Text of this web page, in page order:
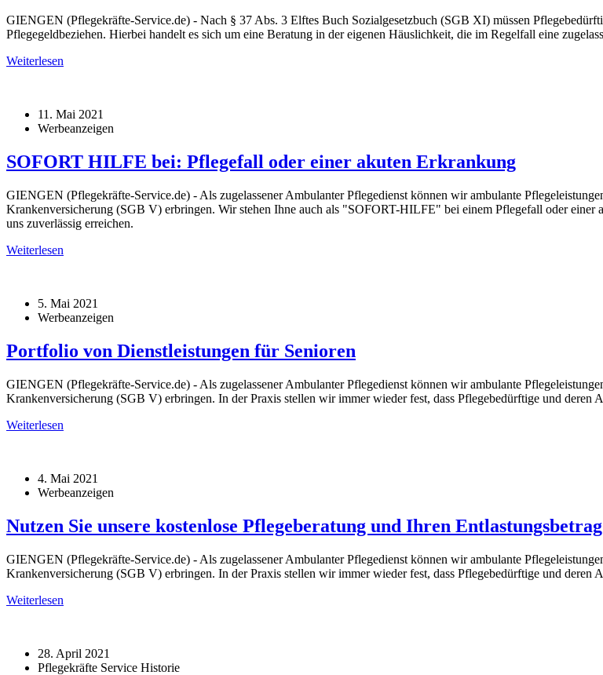
GIENGEN (Pflegekräfte-Service.de) - Nach § 37 Abs. 3 Elftes Buch Sozialgesetzbuch (SGB XI) müssen
Pflegegeldbeziehen. Hierbei handelt es sich um eine Beratung in der eigenen Häuslichkeit, die im Regelfall eine
Weiterlesen
11. Mai 2021
Werbeanzeigen
SOFORT HILFE bei: Pflegefall oder einer akuten Erkrankung
GIENGEN (Pflegekräfte-Service.de) - Als zugelassener Ambulanter Pflegedienst können wir ambulante
Krankenversicherung (SGB V) erbringen. Wir stehen Ihne auch als "SOFORT-HILFE" bei einem Pflegefall oder einer
uns zuverlässig erreichen.
Weiterlesen
5. Mai 2021
Werbeanzeigen
Portfolio von Dienstleistungen für Senioren
GIENGEN (Pflegekräfte-Service.de) - Als zugelassener Ambulanter Pflegedienst können wir ambulante
Krankenversicherung (SGB V) erbringen. In der Praxis stellen wir immer wieder fest, dass Pflegebedürftige und deren
Weiterlesen
4. Mai 2021
Werbeanzeigen
Nutzen Sie unsere kostenlose Pflegeberatung und Ihren Entlastungsbetrag
GIENGEN (Pflegekräfte-Service.de) - Als zugelassener Ambulanter Pflegedienst können wir ambulante
Krankenversicherung (SGB V) erbringen. In der Praxis stellen wir immer wieder fest, dass Pflegebedürftige und deren
Weiterlesen
28. April 2021
Pflegekräfte Service Historie